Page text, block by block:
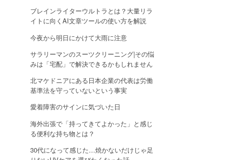
ブレインライターウルトラとは？大量リラ
イトに向くAI文章ツールの使い方を解説
今夜から明日にかけて大雨に注意
サラリーマンのスーツクリーニング|その悩
みは「宅配」で解決できるかもしれません
北マケドニアにある日本企業の代表は労働
基準法を守っていないという事実
愛着障害のサインに気づいた日
海外出張で「持ってきてよかった」と感じ
る便利な持ち物とは？
30代になって感じた…焼かないだけじゃ足